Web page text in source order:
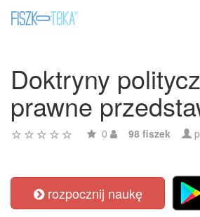
Doktryny
prawne
0 98 fiszek
rozpocznij naukę